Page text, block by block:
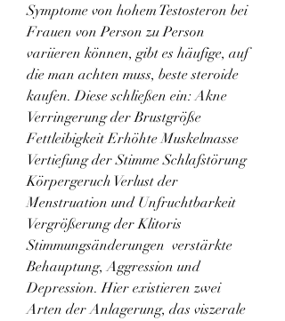
Symptome von hohem Testosteron bei
Frauen von Person zu Person
variieren können, gibt es häufige, auf
die man achten muss, beste steroide
kaufen. Diese schließen ein: Akne
Verringerung der Brustgröße
Fettleibigkeit Erhöhte Muskelmasse
Vertiefung der Stimme Schlafstörung
Körpergeruch Verlust der
Menstruation und Unfruchtbarkeit
Vergrößerung der Klitoris
Stimmungsänderungen  verstärkte
Behauptung, Aggression und
Depression. Hier existieren zwei
Arten der Anlagerung, das viszerale